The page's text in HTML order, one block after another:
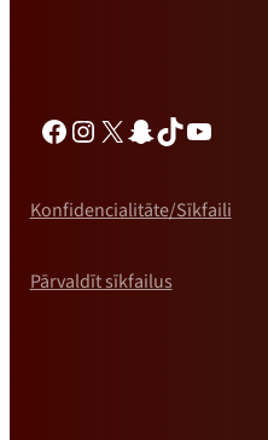
Konfidencialitāte/Sīkfaili
Pārvaldīt sīkfailus
Facebook
Instagram
X Snapchat
TikTokYouTube